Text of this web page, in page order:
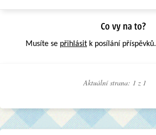
Musíte se přihlásit k posílání příspěvků.
Aktuální strana: 1 z 1